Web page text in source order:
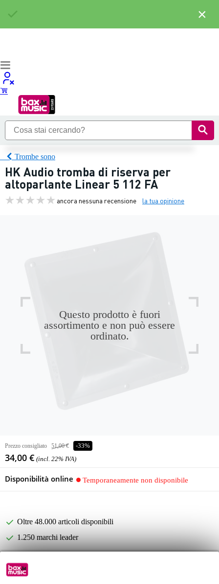
Trombe sono
HK Audio tromba di riserva per
altoparlante Linear 5 112 FA
ancora nessuna recensione la tua opinione
Questo prodotto è fuori
assortimento e non può essere
ordinato.
Prezzo consigliato 51,00 € -33%
34,00 € (incl. 22% IVA)
Disponibilità online Temporaneamente non disponibile
Oltre 48.000 articoli disponibili
1.250 marchi leader
Informazioni sul prodotto
×